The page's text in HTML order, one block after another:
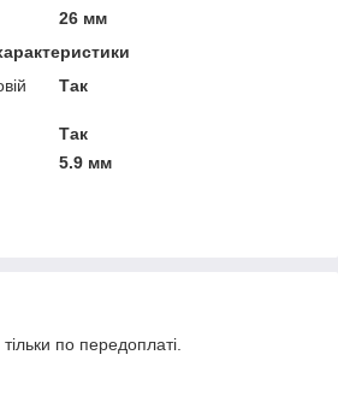
26 мм
Так
Так
5.9 мм
по передоплаті.